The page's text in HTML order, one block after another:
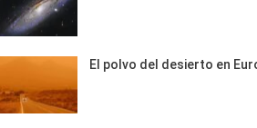
El polvo del desierto en